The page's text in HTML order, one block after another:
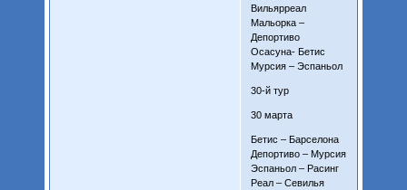
Вильярреал
Мальорка –
Депортиво
Осасуна- Бетис
Мурсия – Эспаньол
30-й тур
30 марта
Бетис – Барселона
Депортиво – Мурсия
Эспаньол – Расинг
Реал – Севилья